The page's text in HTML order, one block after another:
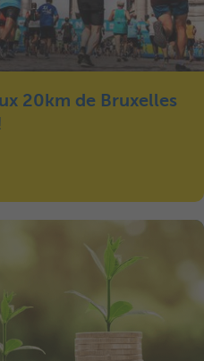
20km de Bruxelles